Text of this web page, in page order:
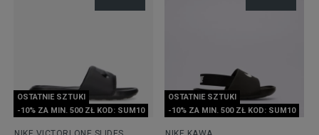
OSTATNIE SZTUKI
-10% ZA MIN. 500 ZŁ KOD: SUM10
OSTATNIE SZTUKI
-10% ZA MIN. 500 ZŁ KOD: SUM10